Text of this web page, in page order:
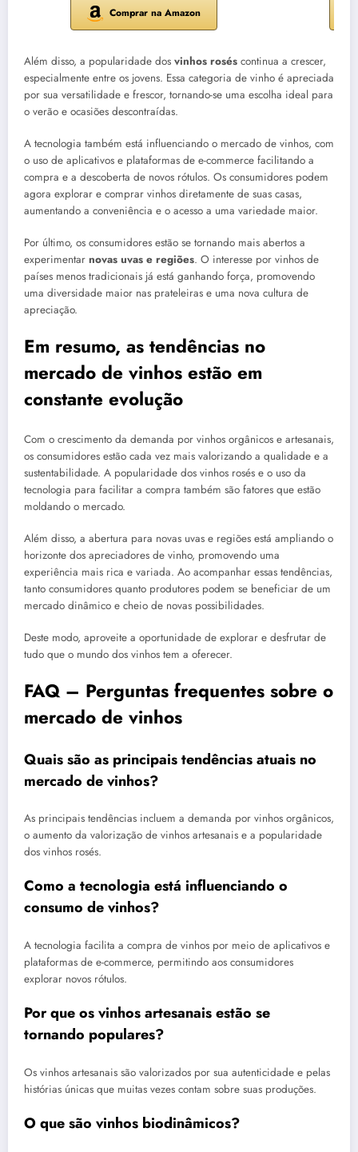
Comprar na Amazon
Além disso, a popularidade dos vinhos rosés continua a crescer,
especialmente entre os jovens. Essa categoria de vinho é apreciada
por sua versatilidade e frescor, tornando-se uma escolha ideal para
o verão e ocasiões descontraídas.
A tecnologia também está influenciando o mercado de vinhos, com
o uso de aplicativos e plataformas de e-commerce facilitando a
compra e a descoberta de novos rótulos. Os consumidores podem
agora explorar e comprar vinhos diretamente de suas casas,
aumentando a conveniência e o acesso a uma variedade maior.
Por último, os consumidores estão se tornando mais abertos a
experimentar novas uvas e regiões. O interesse por vinhos de
países menos tradicionais já está ganhando força, promovendo
uma diversidade maior nas prateleiras e uma nova cultura de
apreciação.
Em resumo, as tendências no
mercado de vinhos estão em
constante evolução
Com o crescimento da demanda por vinhos orgânicos e artesanais,
os consumidores estão cada vez mais valorizando a qualidade e a
sustentabilidade. A popularidade dos vinhos rosés e o uso da
tecnologia para facilitar a compra também são fatores que estão
moldando o mercado.
Além disso, a abertura para novas uvas e regiões está ampliando o
horizonte dos apreciadores de vinho, promovendo uma
experiência mais rica e variada. Ao acompanhar essas tendências,
tanto consumidores quanto produtores podem se beneficiar de um
mercado dinâmico e cheio de novas possibilidades.
Deste modo, aproveite a oportunidade de explorar e desfrutar de
tudo que o mundo dos vinhos tem a oferecer.
FAQ – Perguntas frequentes sobre o
mercado de vinhos
Quais são as principais tendências atuais no
mercado de vinhos?
As principais tendências incluem a demanda por vinhos orgânicos,
o aumento da valorização de vinhos artesanais e a popularidade
dos vinhos rosés.
Como a tecnologia está influenciando o
consumo de vinhos?
A tecnologia facilita a compra de vinhos por meio de aplicativos e
plataformas de e-commerce, permitindo aos consumidores
explorar novos rótulos.
Por que os vinhos artesanais estão se
tornando populares?
Os vinhos artesanais são valorizados por sua autenticidade e pelas
histórias únicas que muitas vezes contam sobre suas produções.
O que são vinhos biodinâmicos?